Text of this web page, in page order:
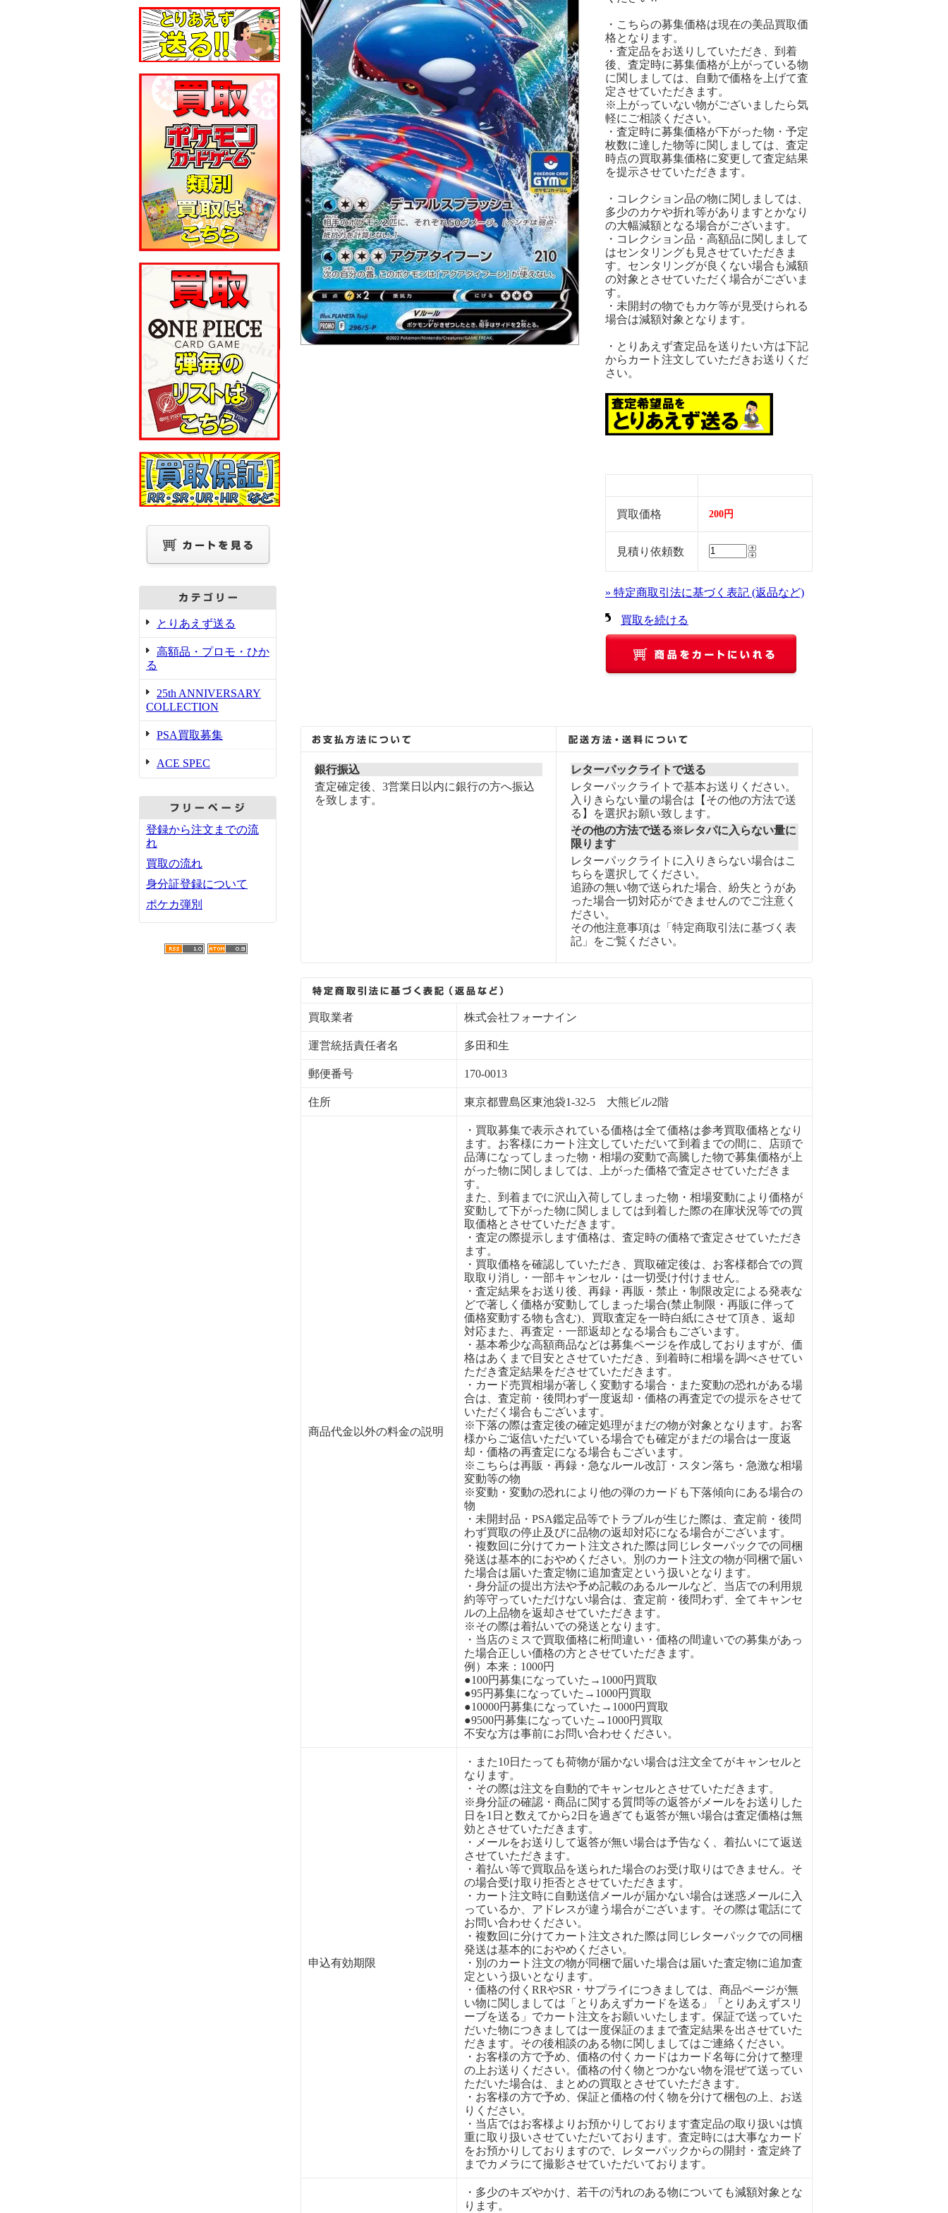
とりあえず送る
高額品・プロモ・ひか
る
25th ANNIVERSARY
COLLECTION
PSA買取募集
ACE SPEC
登録から注文までの流
れ
買取の流れ
身分証登録について
ポケカ弾別
・こちらの募集価格は現在の美品買取価
格となります。
・査定品をお送りしていただき、到着
後、査定時に募集価格が上がっている物
に関しましては、自動で価格を上げて査
定させていただきます。
※上がっていない物がございましたら気
軽にご相談ください。
・査定時に募集価格が下がった物・予定
枚数に達した物等に関しましては、査定
時点の買取募集価格に変更して査定結果
を提示させていただきます。
・コレクション品の物に関しましては、
多少のカケや折れ等がありますとかなり
の大幅減額となる場合がございます。
・コレクション品・高額品に関しまして
はセンタリングも見させていただきま
す。センタリングが良くない場合も減額
の対象とさせていただく場合がございま
す。
・未開封の物でもカケ等が見受けられる
場合は減額対象となります。
・とりあえず査定品を送りたい方は下記
からカート注文していただきお送りくだ
さい。
買取価格 200円
見積り依頼数
» 特定商取引法に基づく表記 (返品など)
買取を続ける
銀行振込
査定確定後、3営業日以内に銀行の方へ振込
を致します。
レターパックライトで送る
レターパックライトで基本お送りください。
入りきらない量の場合は【その他の方法で送
る】を選択お願い致します。
その他の方法で送る※レタパに入らない量に
限ります
レターパックライトに入りきらない場合はこ
ちらを選択してください。
追跡の無い物で送られた場合、紛失とうがあ
った場合一切対応ができませんのでご注意く
ださい。
その他注意事項は「特定商取引法に基づく表
記」をご覧ください。
買取業者 株式会社フォーナイン
運営統括責任者名 多田和生
郵便番号 170-0013
住所 東京都豊島区東池袋1-32-5 大熊ビル2階
商品代金以外の料金の説明
・買取募集で表示されている価格は全て価格は参考買取価格となり
ます。お客様にカート注文していただいて到着までの間に、店頭で
品薄になってしまった物・相場の変動で高騰した物で募集価格が上
がった物に関しましては、上がった価格で査定させていただきま
す。
また、到着までに沢山入荷してしまった物・相場変動により価格が
変動して下がった物に関しましては到着した際の在庫状況等での買
取価格とさせていただきます。
・査定の際提示します価格は、査定時の価格で査定させていただき
ます。
・買取価格を確認していただき、買取確定後は、お客様都合での買
取取り消し・一部キャンセル・は一切受け付けません。
・査定結果をお送り後、再録・再販・禁止・制限改定による発表な
どで著しく価格が変動してしまった場合(禁止制限・再販に伴って
価格変動する物も含む)、買取査定を一時白紙にさせて頂き、返却
対応また、再査定・一部返却となる場合もございます。
・基本希少な高額商品などは募集ページを作成しておりますが、価
格はあくまで目安とさせていただき、到着時に相場を調べさせてい
ただき査定結果をださせていただきます。
・カード売買相場が著しく変動する場合・また変動の恐れがある場
合は、査定前・後問わず一度返却・価格の再査定での提示をさせて
いただく場合もございます。
※下落の際は査定後の確定処理がまだの物が対象となります。お客
様からご返信いただいている場合でも確定がまだの場合は一度返
却・価格の再査定になる場合もございます。
※こちらは再販・再録・急なルール改訂・スタン落ち・急激な相場
変動等の物
※変動・変動の恐れにより他の弾のカードも下落傾向にある場合の
物
・未開封品・PSA鑑定品等でトラブルが生じた際は、査定前・後問
わず買取の停止及びに品物の返却対応になる場合がございます。
・複数回に分けてカート注文された際は同じレターパックでの同梱
発送は基本的におやめください。別のカート注文の物が同梱で届い
た場合は届いた査定物に追加査定という扱いとなります。
・身分証の提出方法や予め記載のあるルールなど、当店での利用規
約等守っていただけない場合は、査定前・後問わず、全てキャンセ
ルの上品物を返却させていただきます。
※その際は着払いでの発送となります。
・当店のミスで買取価格に桁間違い・価格の間違いでの募集があっ
た場合正しい価格の方とさせていただきます。
例）本来：1000円
●100円募集になっていた→1000円買取
●95円募集になっていた→1000円買取
●10000円募集になっていた→1000円買取
●9500円募集になっていた→1000円買取
不安な方は事前にお問い合わせください。
申込有効期限
・また10日たっても荷物が届かない場合は注文全てがキャンセルと
なります。
・その際は注文を自動的でキャンセルとさせていただきます。
※身分証の確認・商品に関する質問等の返答がメールをお送りした
日を1日と数えてから2日を過ぎても返答が無い場合は査定価格は無
効とさせていただきます。
・メールをお送りして返答が無い場合は予告なく、着払いにて返送
させていただきます。
・着払い等で買取品を送られた場合のお受け取りはできません。そ
の場合受け取り拒否とさせていただきます。
・カート注文時に自動送信メールが届かない場合は迷惑メールに入
っているか、アドレスが違う場合がございます。その際は電話にて
お問い合わせください。
・複数回に分けてカート注文された際は同じレターパックでの同梱
発送は基本的におやめください。
・別のカート注文の物が同梱で届いた場合は届いた査定物に追加査
定という扱いとなります。
・価格の付くRRやSR・サプライにつきましては、商品ページが無
い物に関しましては「とりあえずカードを送る」「とりあえずスリ
ーブを送る」でカート注文をお願いいたします。保証で送っていた
だいた物につきましては一度保証のままで査定結果を出させていた
だきます。その後相談のある物に関しましてはご連絡ください。
・お客様の方で予め、価格の付くカードはカード名毎に分けて整理
の上お送りください。価格の付く物とつかない物を混ぜて送ってい
ただいた場合は、まとめの買取とさせていただきます。
・お客様の方で予め、保証と価格の付く物を分けて梱包の上、お送
りください。
・当店ではお客様よりお預かりしております査定品の取り扱いは慎
重に取り扱いさせていただいております。査定時には大事なカード
をお預かりしておりますので、レターパックからの開封・査定終了
までカメラにて撮影させていただいております。
・多少のキズやかけ、若干の汚れのある物についても減額対象とな
ります。